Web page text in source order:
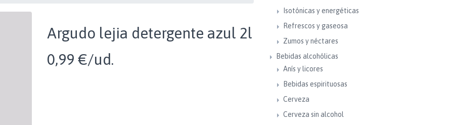
Argudo lejia detergente azul 2l
0,99 €/ud.
Isotónicas y energéticas
Refrescos y gaseosa
Zumos y néctares
Bebidas alcohólicas
Anís y licores
Bebidas espirituosas
Cerveza
Cerveza sin alcohol